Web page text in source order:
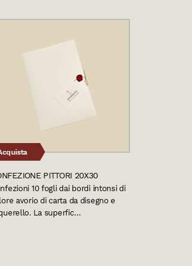
PITTORI 20X30
10 fogli dai bordi intonsi di
avorio di carta da disegno e
La superfic…